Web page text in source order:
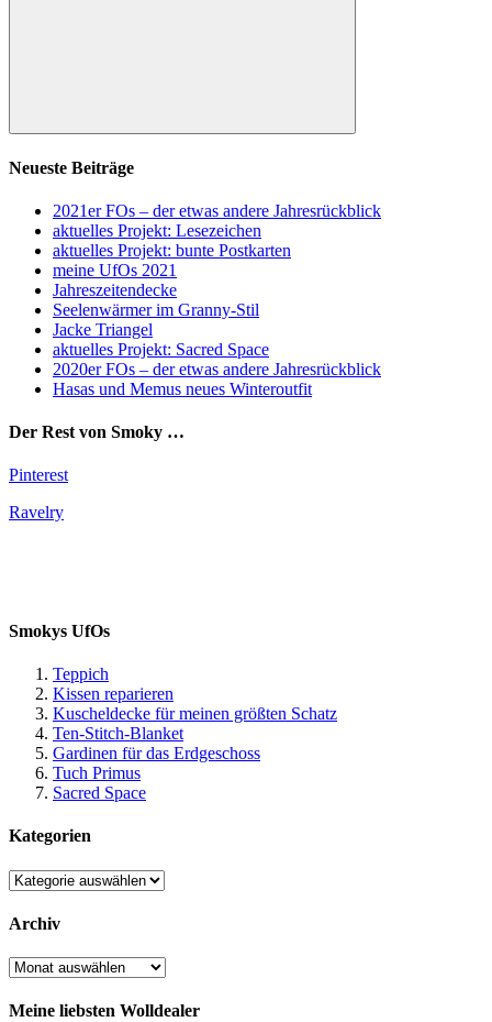
Suchen
Neueste Beiträge
2021er FOs – der etwas andere Jahresrückblick
aktuelles Projekt: Lesezeichen
aktuelles Projekt: bunte Postkarten
meine UfOs 2021
Jahreszeitendecke
Seelenwärmer im Granny-Stil
Jacke Triangel
aktuelles Projekt: Sacred Space
2020er FOs – der etwas andere Jahresrückblick
Hasas und Memus neues Winteroutfit
Der Rest von Smoky …
Pinterest
Ravelry
Smokys UfOs
Teppich
Kissen reparieren
Kuscheldecke für meinen größten Schatz
Ten-Stitch-Blanket
Gardinen für das Erdgeschoss
Tuch Primus
Sacred Space
Kategorien
Kategorien
Archiv
Archiv
Meine liebsten Wolldealer